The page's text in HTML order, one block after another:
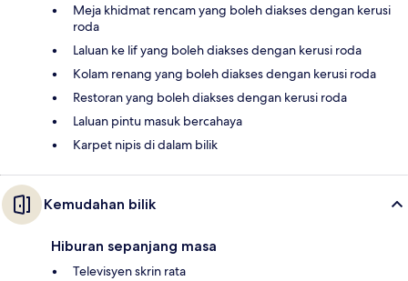
Meja khidmat rencam yang boleh diakses dengan kerusi
roda
Laluan ke lif yang boleh diakses dengan kerusi roda
Kolam renang yang boleh diakses dengan kerusi roda
Restoran yang boleh diakses dengan kerusi roda
Laluan pintu masuk bercahaya
Karpet nipis di dalam bilik
Kemudahan bilik
Hiburan sepanjang masa
Televisyen skrin rata